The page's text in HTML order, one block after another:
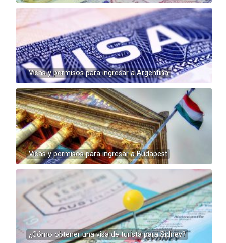
Visas y permisos para ingresar a Argentina
Visas y permisos para ingresar a Budapest
¿Cómo obtener una visa de turista para Sídney?